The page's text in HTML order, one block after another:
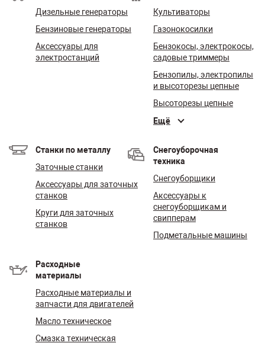
Дизельные генераторы
Бензиновые генераторы
Аксессуары для
электростанций
Культиваторы
Газонокосилки
Бензокосы, электрокосы,
садовые триммеры
Бензопилы, электропилы
и высоторезы цепные
Высоторезы цепные
Ещё
Станки по металлу
Заточные станки
Аксессуары для заточных
станков
Круги для заточных
станков
Снегоуборочная
техника
Снегоуборщики
Аксессуары к
снегоуборщикам и
свипперам
Подметальные машины
Расходные
материалы
Расходные материалы и
запчасти для двигателей
Масло техническое
Смазка техническая